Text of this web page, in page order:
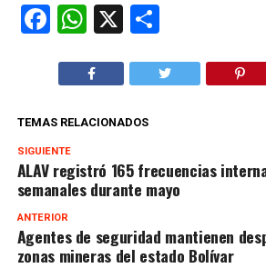
Facebook
WhatsApp
X
TEMAS RELACIONADOS
SIGUIENTE
ALAV registró 165 frecuencias
semanales durante mayo
ANTERIOR
Agentes de seguridad mantienen
zonas mineras del estado Bolívar